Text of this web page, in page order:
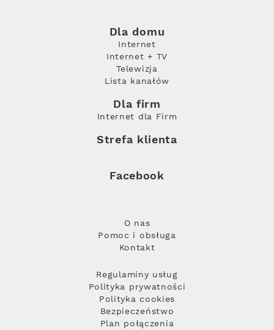
Dla domu
Internet
Internet + TV
Telewizja
Lista kanałów
Dla firm
Internet dla Firm
Strefa klienta
Facebook
O nas
Pomoc i obsługa
Kontakt
Regulaminy usług
Polityka prywatności
Polityka cookies
Bezpieczeństwo
Plan połączenia